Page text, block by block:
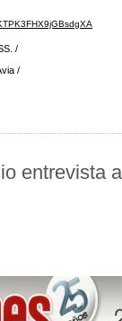
entrevista